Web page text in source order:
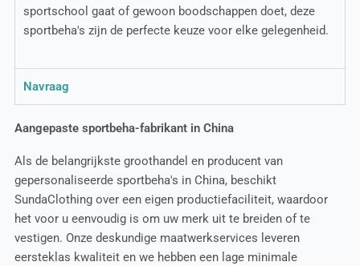
sportschool gaat of gewoon boodschappen doet, deze
sportbeha's zijn de perfecte keuze voor elke gelegenheid.
Navraag
Aangepaste sportbeha-fabrikant in China
Als de belangrijkste groothandel en producent van
gepersonaliseerde sportbeha's in China, beschikt
SundaClothing over een eigen productiefaciliteit, waardoor
het voor u eenvoudig is om uw merk uit te breiden of te
vestigen. Onze deskundige maatwerkservices leveren
eersteklas kwaliteit en we hebben een lage minimale